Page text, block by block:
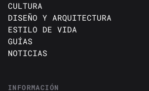
CULTURA
DISEÑO Y ARQUITECTURA
ESTILO DE VIDA
GUÍAS
NOTICIAS
INFORMACIÓN